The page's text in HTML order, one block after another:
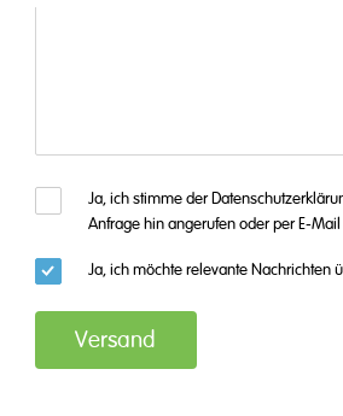
Ja, ich stimme der
Anfrage hin angerufen oder per E-
Ja, ich möchte relevante Nachrichten